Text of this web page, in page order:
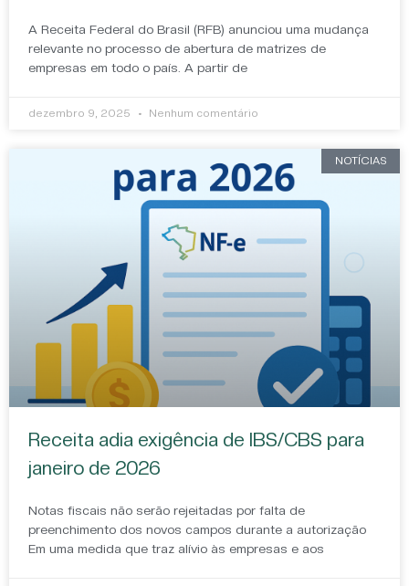
A Receita Federal do Brasil (RFB) anunciou uma mudança
relevante no processo de abertura de matrizes de
empresas em todo o país. A partir de
dezembro 9, 2025 Nenhum comentário
NOTÍCIAS
Receita adia exigência de IBS/CBS para
janeiro de 2026
Notas fiscais não serão rejeitadas por falta de
preenchimento dos novos campos durante a autorização
Em uma medida que traz alívio às empresas e aos